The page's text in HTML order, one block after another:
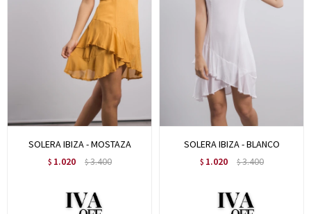
SOLERA IBIZA - MOSTAZA
$ 1.020 $3.400
SOLERA IBIZA - BLANCO
$ 1.020 $3.400